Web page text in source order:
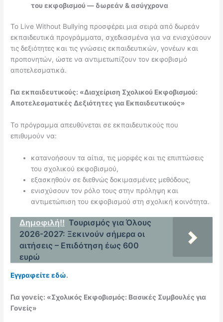
του εκφοβισμού — δωρεάν & ασύγχρονα
Το Live Without Bullying προσφέρει μια σειρά από δωρεάν
εκπαιδευτικά προγράμματα, σχεδιασμένα για να ενισχύσουν
τις δεξιότητες και τις γνώσεις εκπαιδευτικών, γονέων και
προπονητών, ώστε να αντιμετωπίζουν τον εκφοβισμό
αποτελεσματικά.
Για εκπαιδευτικούς: «Διαχείριση Σχολικού Εκφοβισμού:
Αποτελεσματικές Δεξιότητες για Εκπαιδευτικούς»
Το πρόγραμμα απευθύνεται σε εκπαιδευτικούς που
επιθυμούν να:
κατανοήσουν τα αίτια, τις μορφές και τις επιπτώσεις
του σχολικού εκφοβισμού,
εξασκηθούν σε διεθνώς δοκιμασμένες μεθόδους,
ενισχύσουν τον ρόλο τους στην πρόληψη και
αντιμετώπιση του εκφοβισμού στη σχολική κοινότητα.
Δημοφιλή!! Τουρισμός για Όλους
2026-2027: Ξεκινούν σήμερα οι
αιτήσεις – Επιδότηση έως 600
ευρώ
Εγγραφείτε εδώ.
Για γονείς: «Σχολικός Εκφοβισμός: Βασικές Συμβουλές για
Γονείς»